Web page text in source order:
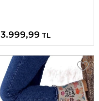
3.999,99 TL